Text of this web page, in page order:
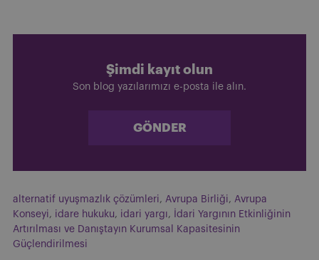
Şimdi kayıt olun
Son blog yazılarımızı e-posta ile alın.
GÖNDER
alternatif uyuşmazlık çözümleri, Avrupa Birliği, Avrupa
Konseyi, idare hukuku, idari yargı,
İdari Yargının Etkinliğinin
Artırılması ve Danıştayın Kurumsal Kapasitesinin
Güçlendirilmesi